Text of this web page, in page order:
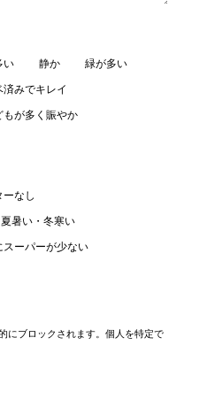
い 静か 緑が多い
済みでキレイ
もが多く賑やか
ーなし
夏暑い・冬寒い
スーパーが少ない
にブロックされます。個人を特定で